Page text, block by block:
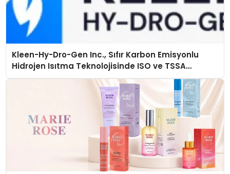
Kleen-Hy-Dro-Gen Inc., Sıfır Karbon Emisyonlu
Hidrojen Isıtma Teknolojisinde ISO ve TSSA
Düzenleyici Onaylarını Aldı